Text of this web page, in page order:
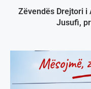
Zëvendës Drejtori i
Jusufi,